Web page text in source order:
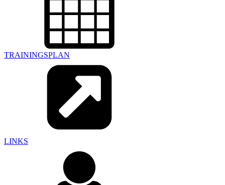
TRAININGSPLAN
LINKS